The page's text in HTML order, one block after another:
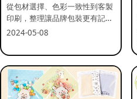
從包材選擇、色彩一致性到客製
印刷，整理讓品牌包裝更有記憶
點的實用做法。
2024-05-08